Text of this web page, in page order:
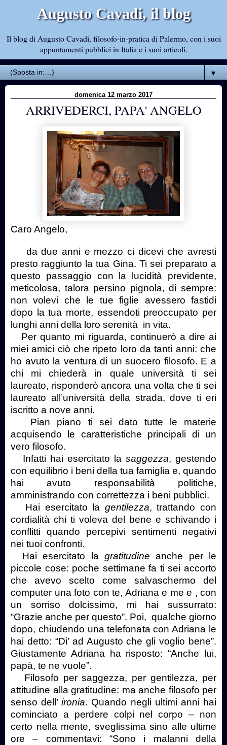
Augusto Cavadi, il blog
Il blog di Augusto Cavadi, filosofo-in-pratica di Palermo, con i suoi
appuntamenti pubblici in Italia e i suoi articoli.
▼
domenica 12 marzo 2017
ARRIVEDERCI, PAPA' ANGELO
Caro Angelo,
da due anni e mezzo ci dicevi che avresti
presto raggiunto la tua Gina. Ti sei preparato a
questo passaggio con la lucidità previdente,
meticolosa, talora persino pignola, di sempre:
non volevi che le tue figlie avessero fastidi
dopo la tua morte, essendoti preoccupato per
lunghi anni della loro serenità in vita.
Per quanto mi riguarda, continuerò a dire ai
miei amici ciò che ripeto loro da tanti anni: che
ho avuto la ventura di un suocero filosofo. E a
chi mi chiederà in quale università ti sei
laureato, risponderò ancora una volta che ti sei
laureato all’università della strada, dove ti eri
iscritto a nove anni.
Pian piano ti sei dato tutte le materie
acquisendo le caratteristiche principali di un
vero filosofo.
Infatti hai esercitato la saggezza, gestendo
con equilibrio i beni della tua famiglia e, quando
hai avuto responsabilità politiche,
amministrando con correttezza i beni pubblici.
Hai esercitato la gentilezza, trattando con
cordialità chi ti voleva del bene e schivando i
conflitti quando percepivi sentimenti negativi
nei tuoi confronti.
Hai esercitato la gratitudineanche per le
piccole cose: poche settimane fa ti sei accorto
che avevo scelto come salvaschermo del
computer una foto con te, Adriana e me e , con
un sorriso dolcissimo, mi hai sussurrato:
“Grazie anche per questo”. Poi, qualche giorno
dopo, chiudendo una telefonata con Adriana le
hai detto: “Di’ ad Augusto che gli voglio bene”.
Giustamente Adriana ha risposto: “Anche lui,
papà, te ne vuole”.
Filosofo per saggezza, per gentilezza, per
attitudine alla gratitudine: ma anche filosofo per
senso dell’ironia. Quando negli ultimi anni hai
cominciato a perdere colpi nel corpo – non
certo nella mente, sveglissima sino alle ultime
ore – commentavi: “Sono i malanni della